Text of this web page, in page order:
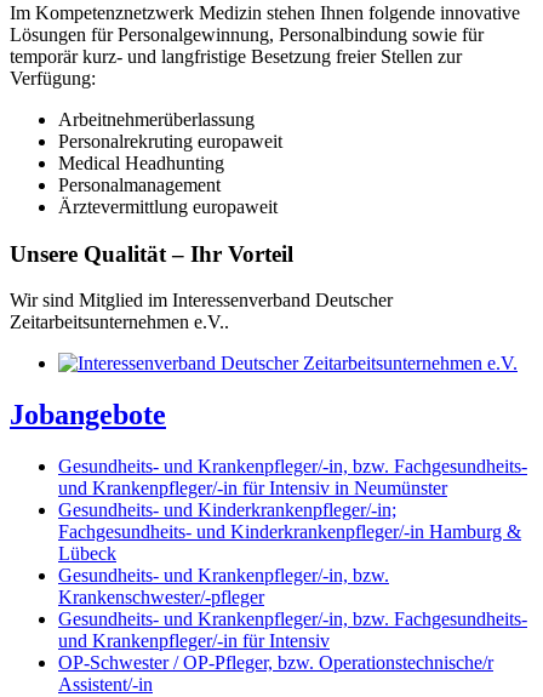
Im Kompetenznetzwerk Medizin stehen Ihnen folgende innovative
Lösungen für Personalgewinnung, Personalbindung sowie für
temporär kurz- und langfristige Besetzung freier Stellen zur
Verfügung:
Arbeitnehmerüberlassung
Personalrekruting europaweit
Medical Headhunting
Personalmanagement
Ärztevermittlung europaweit
Unsere Qualität – Ihr Vorteil
Wir sind Mitglied im Interessenverband Deutscher
Zeitarbeitsunternehmen e.V..
Jobangebote
Gesundheits- und Krankenpfleger/-in, bzw. Fachgesundheits-
und Krankenpfleger/-in für Intensiv in Neumünster
Gesundheits- und Kinderkrankenpfleger/-in;
Fachgesundheits- und Kinderkrankenpfleger/-in Hamburg &
Lübeck
Gesundheits- und Krankenpfleger/-in, bzw.
Krankenschwester/-pfleger
Gesundheits- und Krankenpfleger/-in, bzw. Fachgesundheits-
und Krankenpfleger/-in für Intensiv
OP-Schwester / OP-Pfleger, bzw. Operationstechnische/r
Assistent/-in